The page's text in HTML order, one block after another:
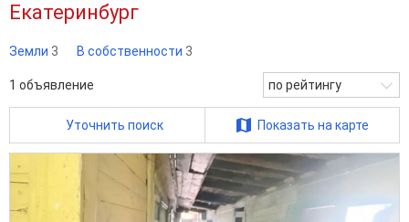
Екатеринбург
Земли 3 В собственности 3
1 объявление по рейтингу
Уточнить поиск Показать на карте